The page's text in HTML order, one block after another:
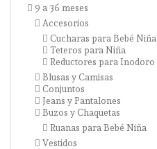
9 a 36 meses
Accesorios
Cucharas para Bebé Niña
Teteros para Niña
Reductores para Inodoro
Blusas y Camisas
Conjuntos
Jeans y Pantalones
Buzos y Chaquetas
Ruanas para Bebé Niña
Vestidos